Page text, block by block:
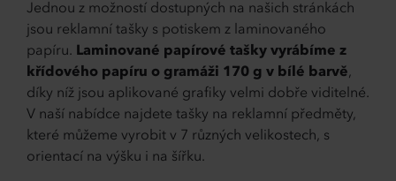
Jednou z možností dostupných na našich stránkách
jsou reklamní tašky s potiskem z laminovaného
papíru. Laminované papírové tašky vyrábíme z
křídového papíru o gramáži 170 g v bílé barvě,
díky níž jsou aplikované grafiky velmi dobře viditelné.
V naší nabídce najdete tašky na reklamní předměty,
které můžeme vyrobit v 7 různých velikostech, s
orientací na výšku i na šířku.